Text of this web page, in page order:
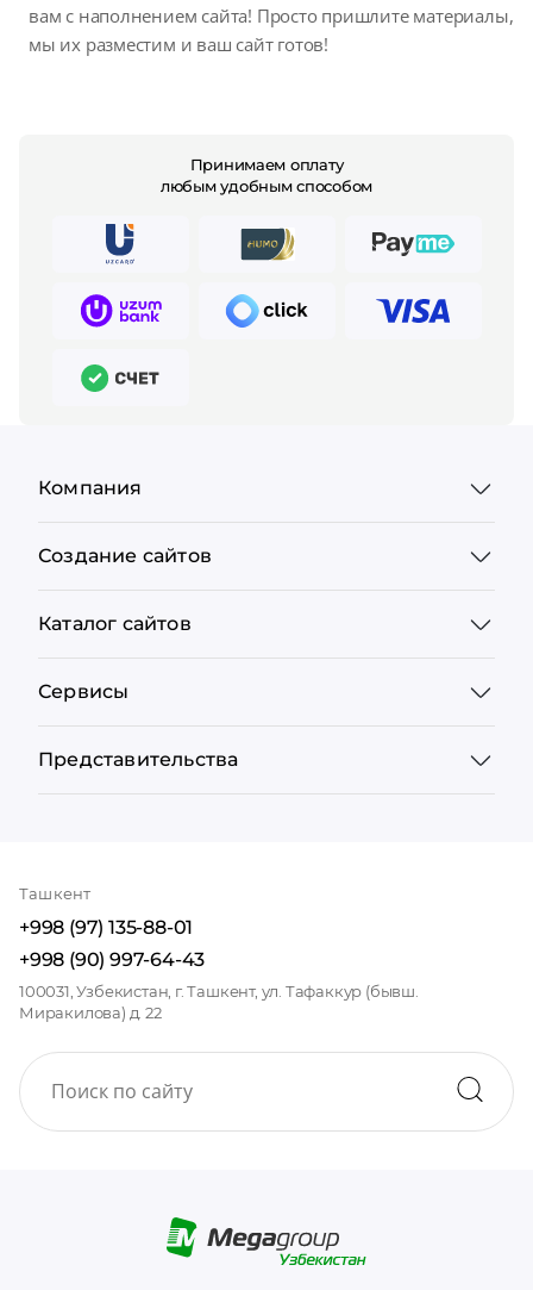
вам с наполнением сайта! Просто пришлите материалы,
мы их разместим и ваш сайт готов!
Принимаем оплату
любым удобным способом
Компания
Создание сайтов
Каталог сайтов
Сервисы
Представительства
Ташкент
+998 (97) 135-88-01
+998 (90) 997-64-43
100031, Узбекистан, г. Ташкент, ул. Тафаккур (бывш.
Миракилова) д. 22